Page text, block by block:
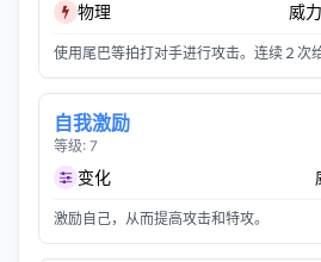
物理 威
使用尾巴等拍打对手进行攻击。连续２次
自我激励
等级: 7
变化
激励自己，从而提高攻击和特攻。